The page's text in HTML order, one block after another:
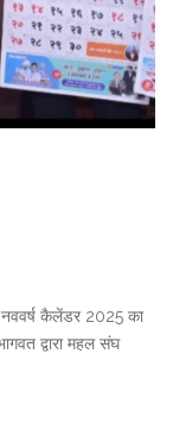
कैलेंडर 2025 का
द्वारा महल संघ